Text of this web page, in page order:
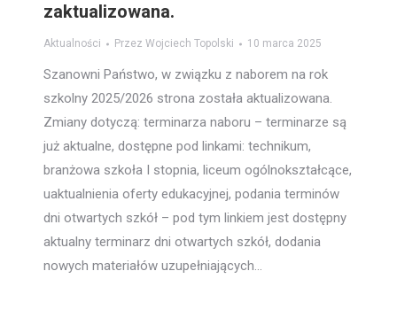
zaktualizowana.
Aktualności PrzezWojciech Topolski 10 marca 2025
Szanowni Państwo, w związku z naborem na rok
szkolny 2025/2026 strona została aktualizowana.
Zmiany dotyczą: terminarza naboru – terminarze są
już aktualne, dostępne pod linkami: technikum,
branżowa szkoła I stopnia, liceum ogólnokształcące,
uaktualnienia oferty edukacyjnej, podania terminów
dni otwartych szkół – pod tym linkiem jest dostępny
aktualny terminarz dni otwartych szkół, dodania
nowych materiałów uzupełniających…